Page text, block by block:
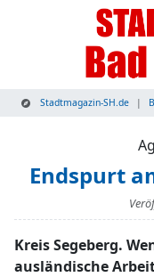
Stadtmagazin-SH.de
Endspurt
Kreis Segeberg.
ausländische